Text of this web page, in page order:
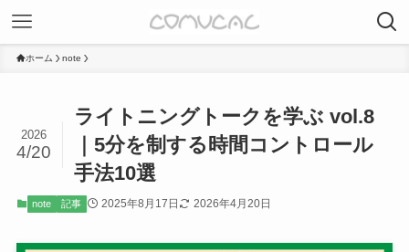
ホーム note
ライトニングトークを学ぶ vol.8
｜5分を制する時間コントロール
手法10選
2026
4/20
note 記事 2025年8月17日 2026年4月20日